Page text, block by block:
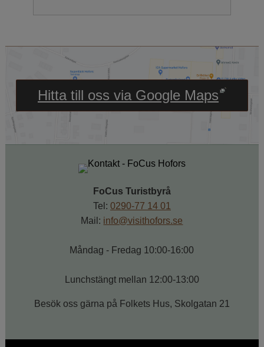
Hitta till oss via Google Maps
Länk till annan
FoCus Turistbyrå
Tel: 0290-77 14 01
Mail: info@visithofors.se
Måndag - Fredag 10:00-16:00
Lunchstängt mellan 12:00-13:00
Besök oss gärna på Folkets Hus, Skolgatan 21